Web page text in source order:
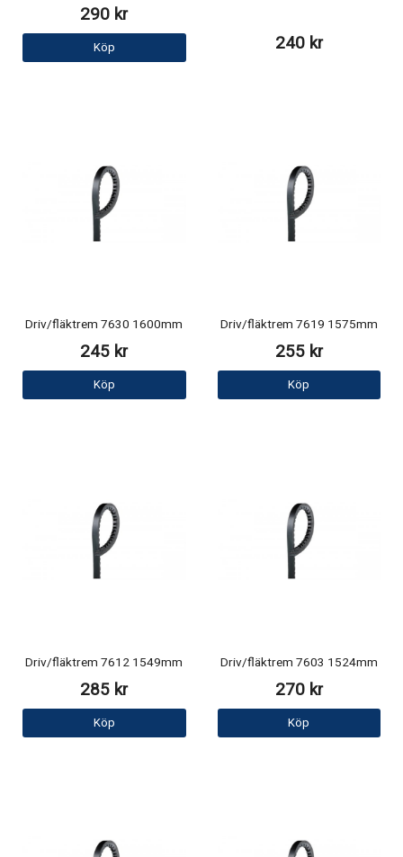
290 kr
Köp 240 kr
Driv/fläktrem 7630 1600mm
245 kr
Köp
Driv/fläktrem 7619 1575mm
255 kr
Köp
Driv/fläktrem 7612 1549mm
285 kr
Köp
Driv/fläktrem 7603 1524mm
270 kr
Köp